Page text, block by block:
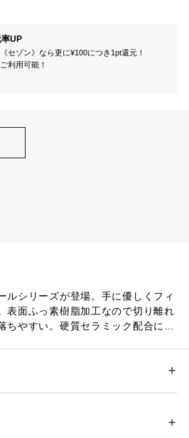
UP
セゾン》なら更に¥100につき1pt還元！
利用可能！
ルシリーズが登場。手に優しくフィ
表面ふっ素樹脂加工なので切り離れ
ちやすい。硬質セラミック配合によ
　刃身：ハイカーボンステンレス鋼　刃
ー）（耐熱温度80℃）